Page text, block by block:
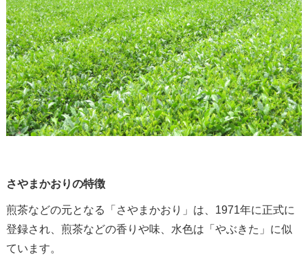
さやまかおりの特徴
煎茶などの元となる「さやまかおり」は、 1971年に正式に
登録され、煎茶などの香りや味、水色は「やぶきた」に似
ています。